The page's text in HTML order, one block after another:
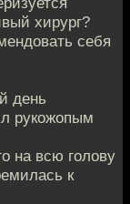
хирург?
себя
день
рукожопым
на всю голову
к